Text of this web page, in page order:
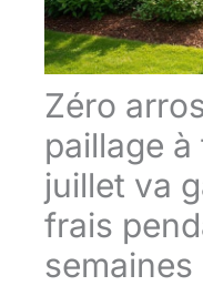
Zéro
paillage
juillet va
frais
semaines